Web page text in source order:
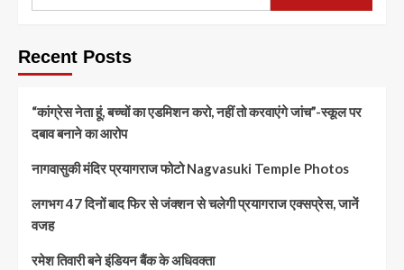
Recent Posts
“कांग्रेस नेता हूं, बच्चों का एडमिशन करो, नहीं तो करवाएंगे जांच”-स्कूल पर
दबाव बनाने का आरोप
नागवासुकी मंदिर प्रयागराज फोटो Nagvasuki Temple Photos
लगभग 47 दिनों बाद फिर से जंक्शन से चलेगी प्रयागराज एक्सप्रेस, जानें
वजह
रमेश तिवारी बने इंडियन बैंक के अधिवक्ता